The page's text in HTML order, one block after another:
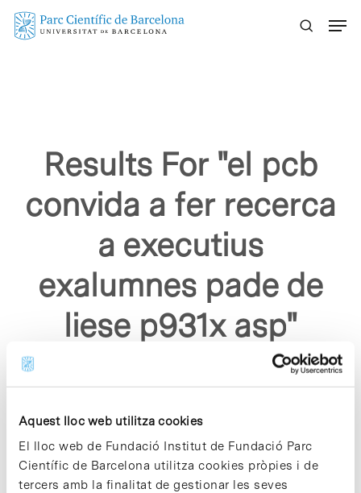
Aquest lloc web utilitza cookies
El lloc web de Fundació Institut de Fundació Parc
Científic de Barcelona utilitza cookies pròpies i de
tercers amb la finalitat de gestionar les seves
Skip
Results For "el pcb
convida a fer recerca
a executius
exalumnes pade de
liese p931x asp"
Sorry, no results were found.
Please try again with different keywords.